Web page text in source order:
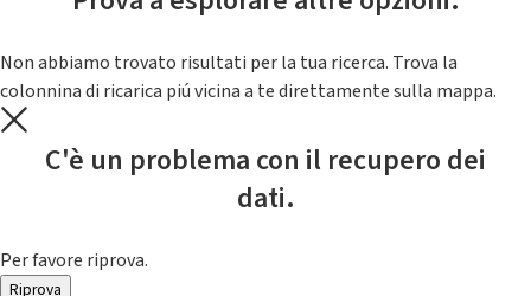
Non abbiamo trovato risultati per la tua ricerca. Trova la
colonnina di ricarica piú vicina a te direttamente sulla mappa.
C'è un problema con il recupero dei
dati.
Per favore riprova.
Riprova